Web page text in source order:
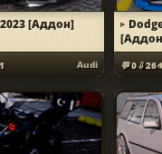
[Аддон]
Audi 0 26